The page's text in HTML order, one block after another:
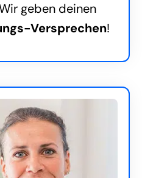
geben deinen
Versprechen!